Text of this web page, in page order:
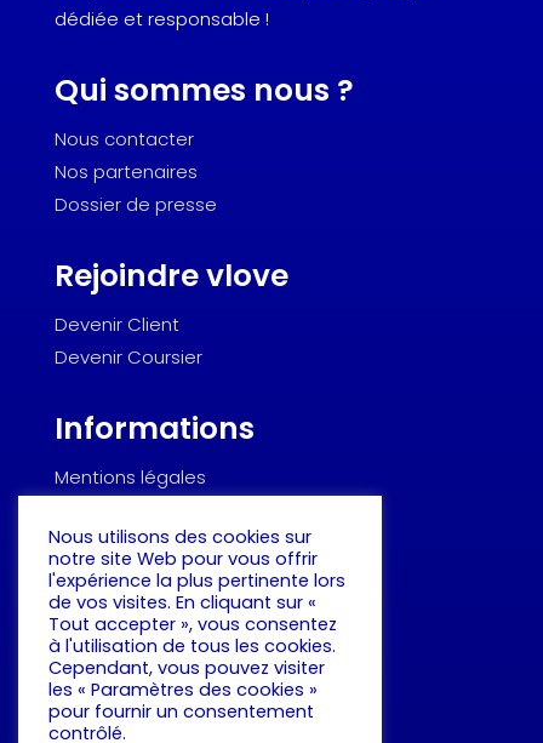
dédiée et responsable !
Qui sommes nous ?
Nous contacter
Nos partenaires
Dossier de presse
Rejoindre vlove
Devenir Client
Devenir Coursier
Informations
Mentions légales
Dictionnaire de la logistique urbaine
Suivez-nous !
Nous utilisons des cookies sur
notre site Web pour vous offrir
l'expérience la plus pertinente lors
de vos visites. En cliquant sur «
Tout accepter », vous consentez
à l'utilisation de tous les cookies.
Cependant, vous pouvez visiter
les « Paramètres des cookies »
pour fournir un consentement
contrôlé.